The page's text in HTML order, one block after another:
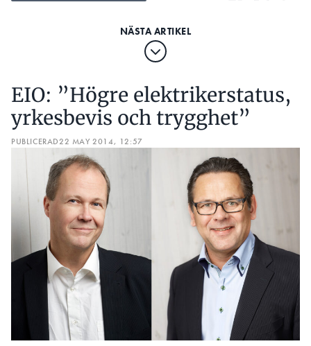
EIO: ”Högre elektrikerstatus,
yrkesbevis och trygghet”
PUBLICERAD22 MAY 2014, 12:57